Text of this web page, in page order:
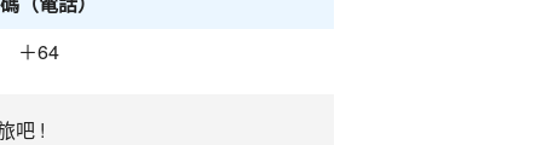
＋64
吧 !